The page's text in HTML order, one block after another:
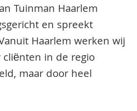
Tuinman Haarlem
en spreekt
Haarlem werken wij
in de regio
maar door heel